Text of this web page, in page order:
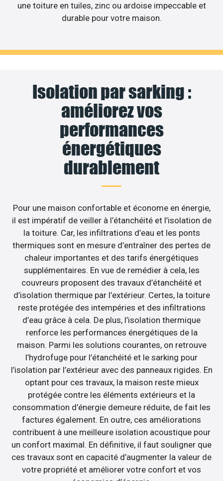
une toiture en tuiles, zinc ou ardoise impeccable et
durable pour votre maison.
Isolation par sarking :
améliorez vos
performances
énergétiques
durablement
Pour une maison confortable et économe en énergie,
il est impératif de veiller à l’étanchéité et l’isolation de
la toiture. Car, les infiltrations d’eau et les ponts
thermiques sont en mesure d’entraîner des pertes de
chaleur importantes et des tarifs énergétiques
supplémentaires. En vue de remédier à cela, les
couvreurs proposent des travaux d’étanchéité et
d’isolation thermique par l’extérieur. Certes, la toiture
reste protégée des intempéries et des infiltrations
d’eau grâce à cela. De plus, l’isolation thermique
renforce les performances énergétiques de la
maison. Parmi les solutions courantes, on retrouve
l’hydrofuge pour l’étanchéité et le sarking pour
l’isolation par l’extérieur avec des panneaux rigides. En
optant pour ces travaux, la maison reste mieux
protégée contre les éléments extérieurs et la
consommation d’énergie demeure réduite, de fait les
factures également. En outre, ces améliorations
contribuent à une meilleure isolation acoustique pour
un confort maximal. En définitive, il faut souligner que
ces travaux sont en capacité d’augmenter la valeur de
votre propriété et améliorer votre confort et vos